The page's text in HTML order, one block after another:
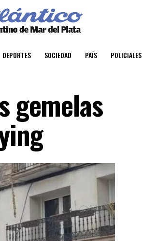
DEPORTES SOCIEDAD PAÍS POLICIALES
gemelas